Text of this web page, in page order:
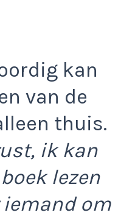
kan
van de
thuis.
ik kan
lezen
om